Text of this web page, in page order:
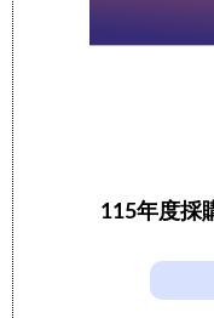
115年度採